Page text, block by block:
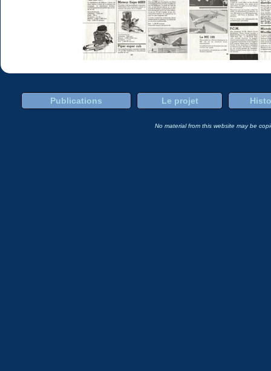
Publications Le projet
No material from this website may be